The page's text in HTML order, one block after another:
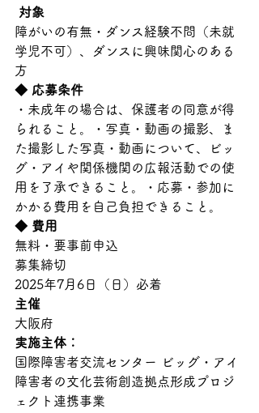
対象
障がいの有無・ダンス経験不問（未就
学児不可）、ダンスに興味関心のある
方
◆ 応募条件
・未成年の場合は、保護者の同意が得
られること。・写真・動画の撮影、ま
た撮影した写真・動画について、ビッ
グ・アイや関係機関の広報活動での使
用を了承できること。・応募・参加に
かかる費用を自己負担できること。
◆ 費用
無料・要事前申込
募集締切
2025年7月6日（日）必着
主催
大阪府
実施主体：
国際障害者交流センター ビッグ・アイ
障害者の文化芸術創造拠点形成プロジ
ェクト連携事業